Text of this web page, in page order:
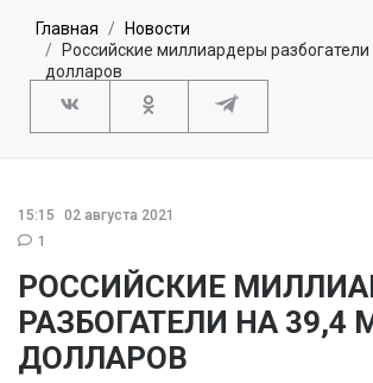
Главная
Новости
Российские миллиардеры
долларов
15:15
02 августа 2021
1
РОССИЙСКИЕ
РАЗБОГАТЕЛИ НА 39,4
ДОЛЛАРОВ